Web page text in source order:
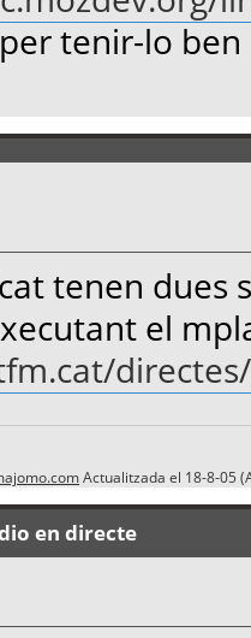
tenir-lo
tenen dues
el
Actualitzada el 18-8-05
en directe